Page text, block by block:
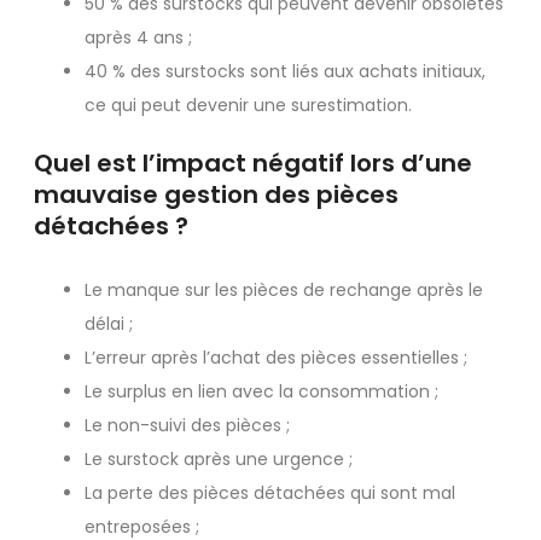
après 4 ans ;
40 % des surstocks sont liés aux achats initiaux,
ce qui peut devenir une surestimation.
Quel est l’impact négatif lors d’une
mauvaise gestion des pièces
détachées ?
Le manque sur les pièces de rechange après le
délai ;
L’erreur après l’achat des pièces essentielles ;
Le surplus en lien avec la consommation ;
Le non-suivi des pièces ;
Le surstock après une urgence ;
La perte des pièces détachées qui sont mal
entreposées ;